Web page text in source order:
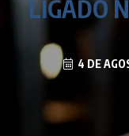
LIGADO
4 DE